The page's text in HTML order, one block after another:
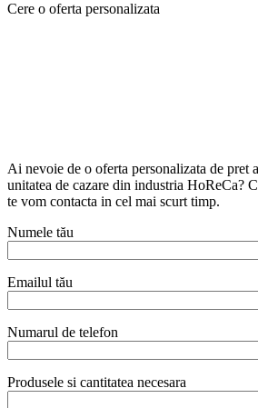
Cere o oferta personalizata
Ai nevoie de o oferta personalizata de pret
unitatea de cazare din industria HoReCa?
te vom contacta in cel mai scurt timp.
Numele tău
Emailul tău
Numarul de telefon
Produsele si cantitatea necesara